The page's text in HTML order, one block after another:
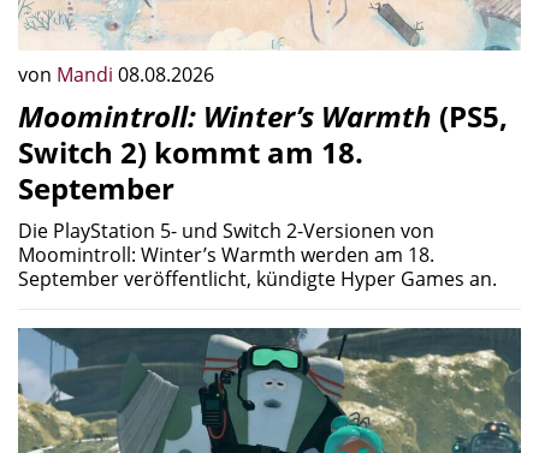
von Mandi 08.08.2026
Moomintroll: Winter’s Warmth (PS5,
Switch 2) kommt am 18.
September
Die PlayStation 5- und Switch 2-Versionen von
Moomintroll: Winter’s Warmth werden am 18.
September veröffentlicht, kündigte Hyper Games an.